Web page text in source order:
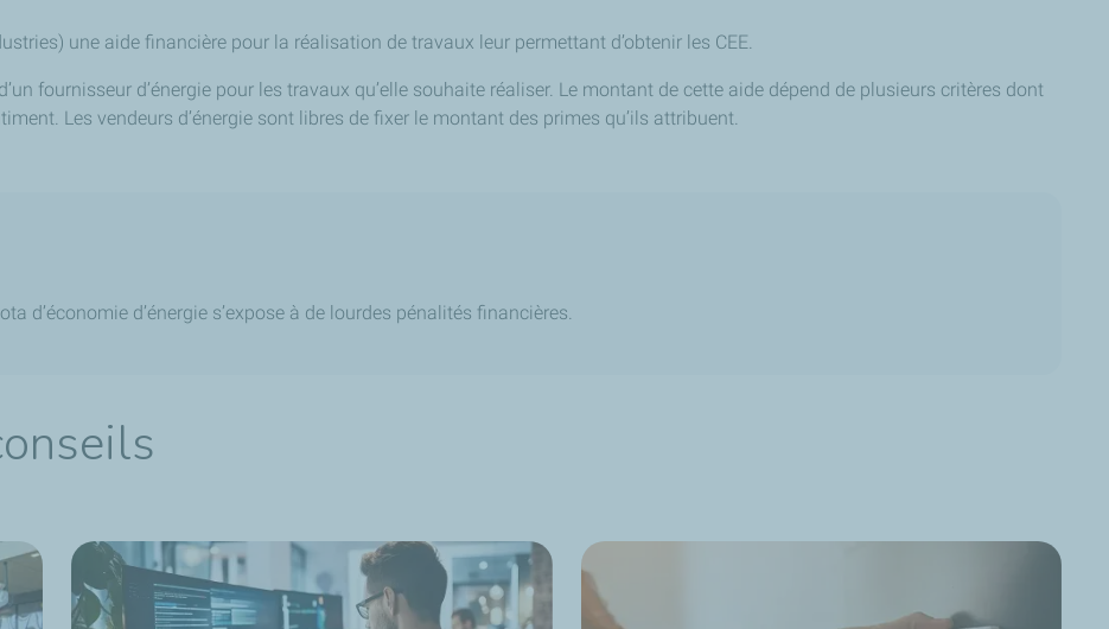
une aide financière pour la réalisation de travaux leur permettant d’obtenir les CEE.
fournisseur d’énergie pour les travaux qu’elle souhaite réaliser. Le montant de cette aide dépend de plusieurs critères dont
Les vendeurs d’énergie sont libres de fixer le montant des primes qu’ils attribuent.
d’économie d’énergie s’expose à de lourdes pénalités financières.